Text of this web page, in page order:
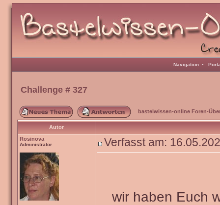
Navigation •
Challenge # 327
bastelwissen-online Foren-
Autor
Rosinova
Administrator Verfasst am:
wir haben Euch